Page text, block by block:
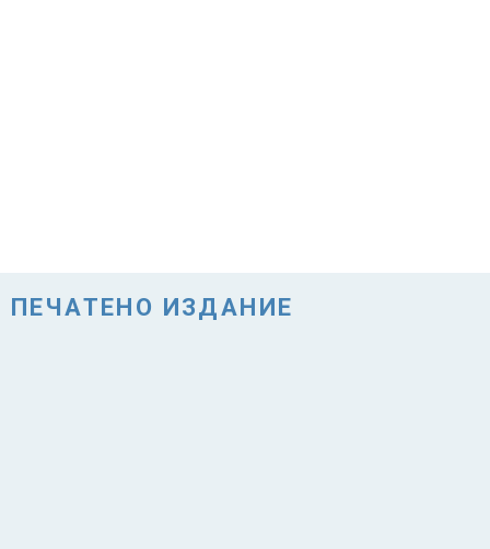
ПЕЧАТЕНО ИЗДАНИЕ